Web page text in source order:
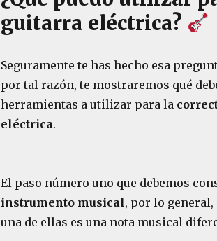
guitarra eléctrica?
Seguramente te has hecho esa
por tal razón, te mostraremos qué
herramientas a utilizar para la
eléctrica.
El paso número uno que debemos
instrumento musical, por lo general,
una de ellas es una nota musical